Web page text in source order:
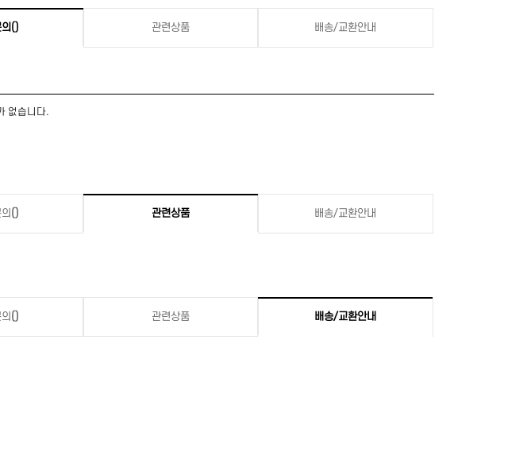
() 관련상품 배송/교환안내
없습니다.
() 관련상품 배송/교환안내
() 관련상품 배송/교환안내